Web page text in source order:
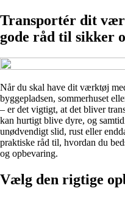
Transportér dit
gode råd til sikker
Når du skal have dit værktøj
byggepladsen, sommerhuset
– er det vigtigt, at det bliver
kan hurtigt blive dyre, og
unødvendigt slid, rust eller
praktiske råd til, hvordan du
og opbevaring.
Vælg den rigtige